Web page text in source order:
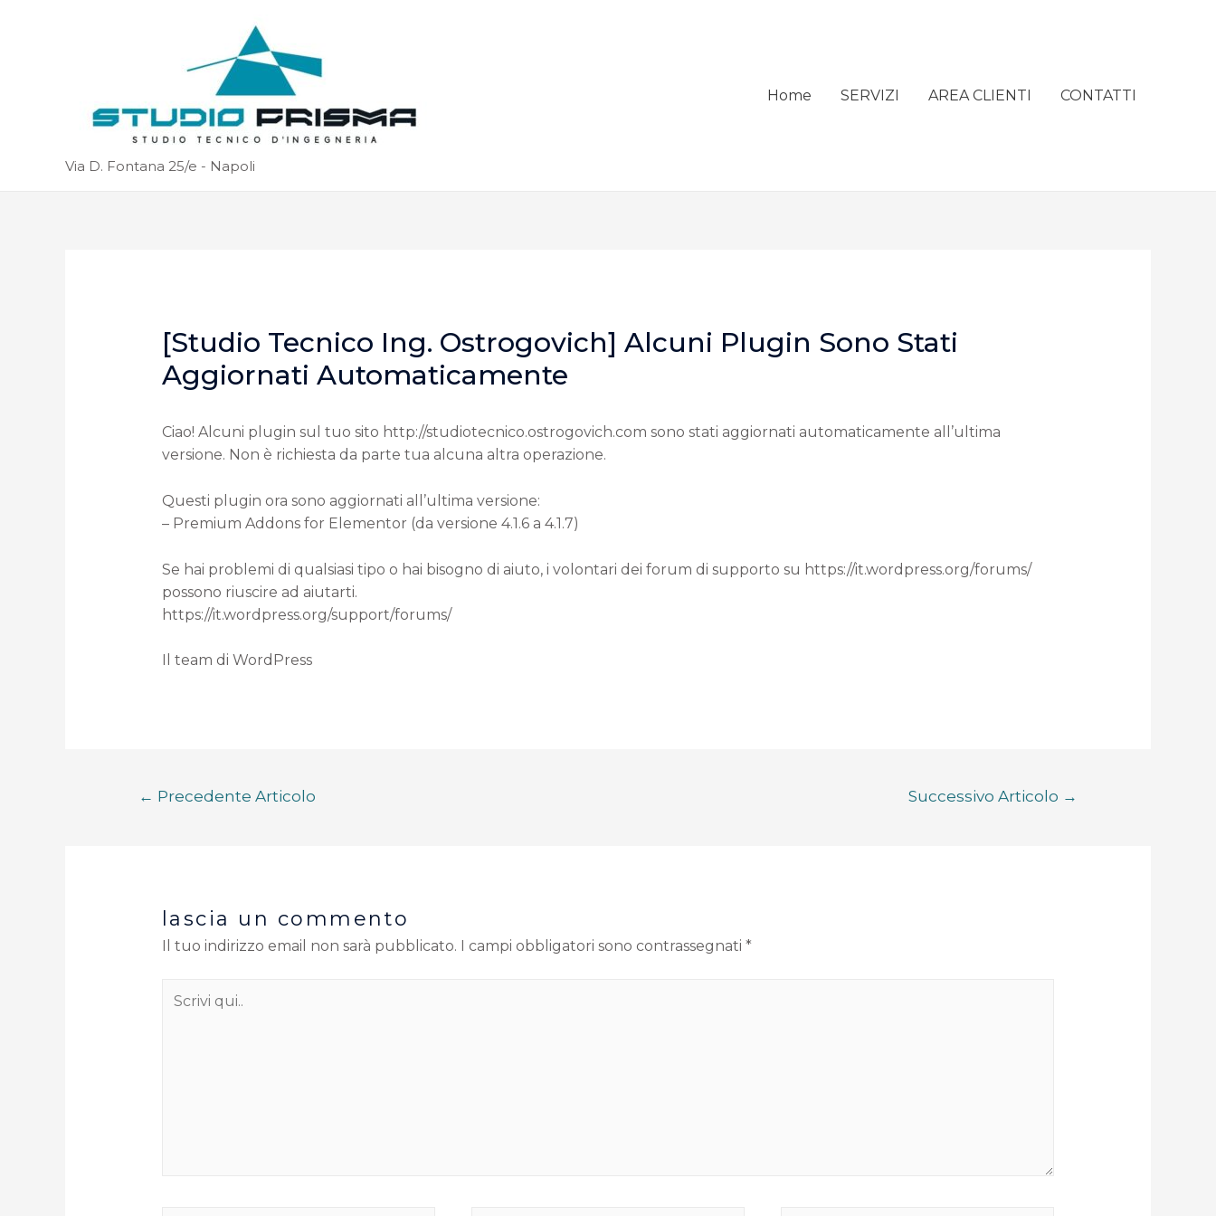
Via D. Fontana 25/e - Napoli
Home SERVIZI AREA CLIENTI CONTATTI
[Studio Tecnico Ing. Ostrogovich] Alcuni Plugin Sono Stati
Aggiornati Automaticamente
Ciao! Alcuni plugin sul tuo sito http://studiotecnico.ostrogovich.com sono stati aggiornati automaticamente all’ultima
versione. Non è richiesta da parte tua alcuna altra operazione.
Questi plugin ora sono aggiornati all’ultima versione:
– Premium Addons for Elementor (da versione 4.1.6 a 4.1.7)
Se hai problemi di qualsiasi tipo o hai bisogno di aiuto, i volontari dei forum di supporto su https://it.wordpress.org/forums/
possono riuscire ad aiutarti.
https://it.wordpress.org/support/forums/
Il team di WordPress
← Precedente Articolo Successivo Articolo →
lascia un commento
Il tuo indirizzo email non sarà pubblicato. I campi obbligatori sono contrassegnati *